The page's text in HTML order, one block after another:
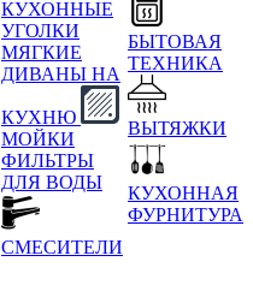
КУХОННЫЕ
УГОЛКИ
МЯГКИЕ
ДИВАНЫ НА
КУХНЮ
МОЙКИ
ФИЛЬТРЫ
ДЛЯ ВОДЫ
СМЕСИТЕЛИ
БЫТОВАЯ
ТЕХНИКА
ВЫТЯЖКИ
КУХОННАЯ
ФУРНИТУРА